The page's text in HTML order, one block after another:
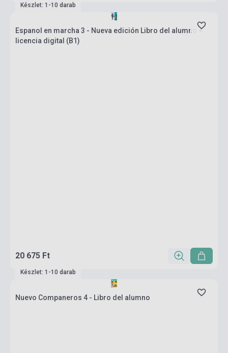
Készlet: 1-10 darab
Espanol en marcha 3 - Nueva edición Libro del alumno +
licencia digital (B1)
20 675 Ft
Készlet: 1-10 darab
Nuevo Companeros 4 - Libro del alumno